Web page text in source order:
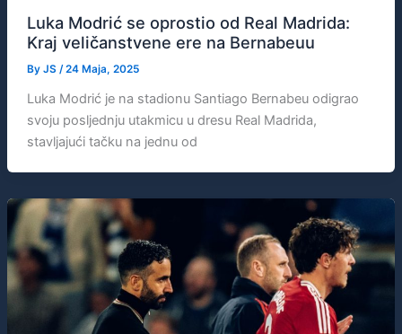
Luka Modrić se oprostio od Real Madrida:
Kraj veličanstvene ere na Bernabeuu
By JS /24 Maja, 2025
Luka Modrić je na stadionu Santiago Bernabeu odigrao
svoju posljednju utakmicu u dresu Real Madrida,
stavljajući tačku na jednu od